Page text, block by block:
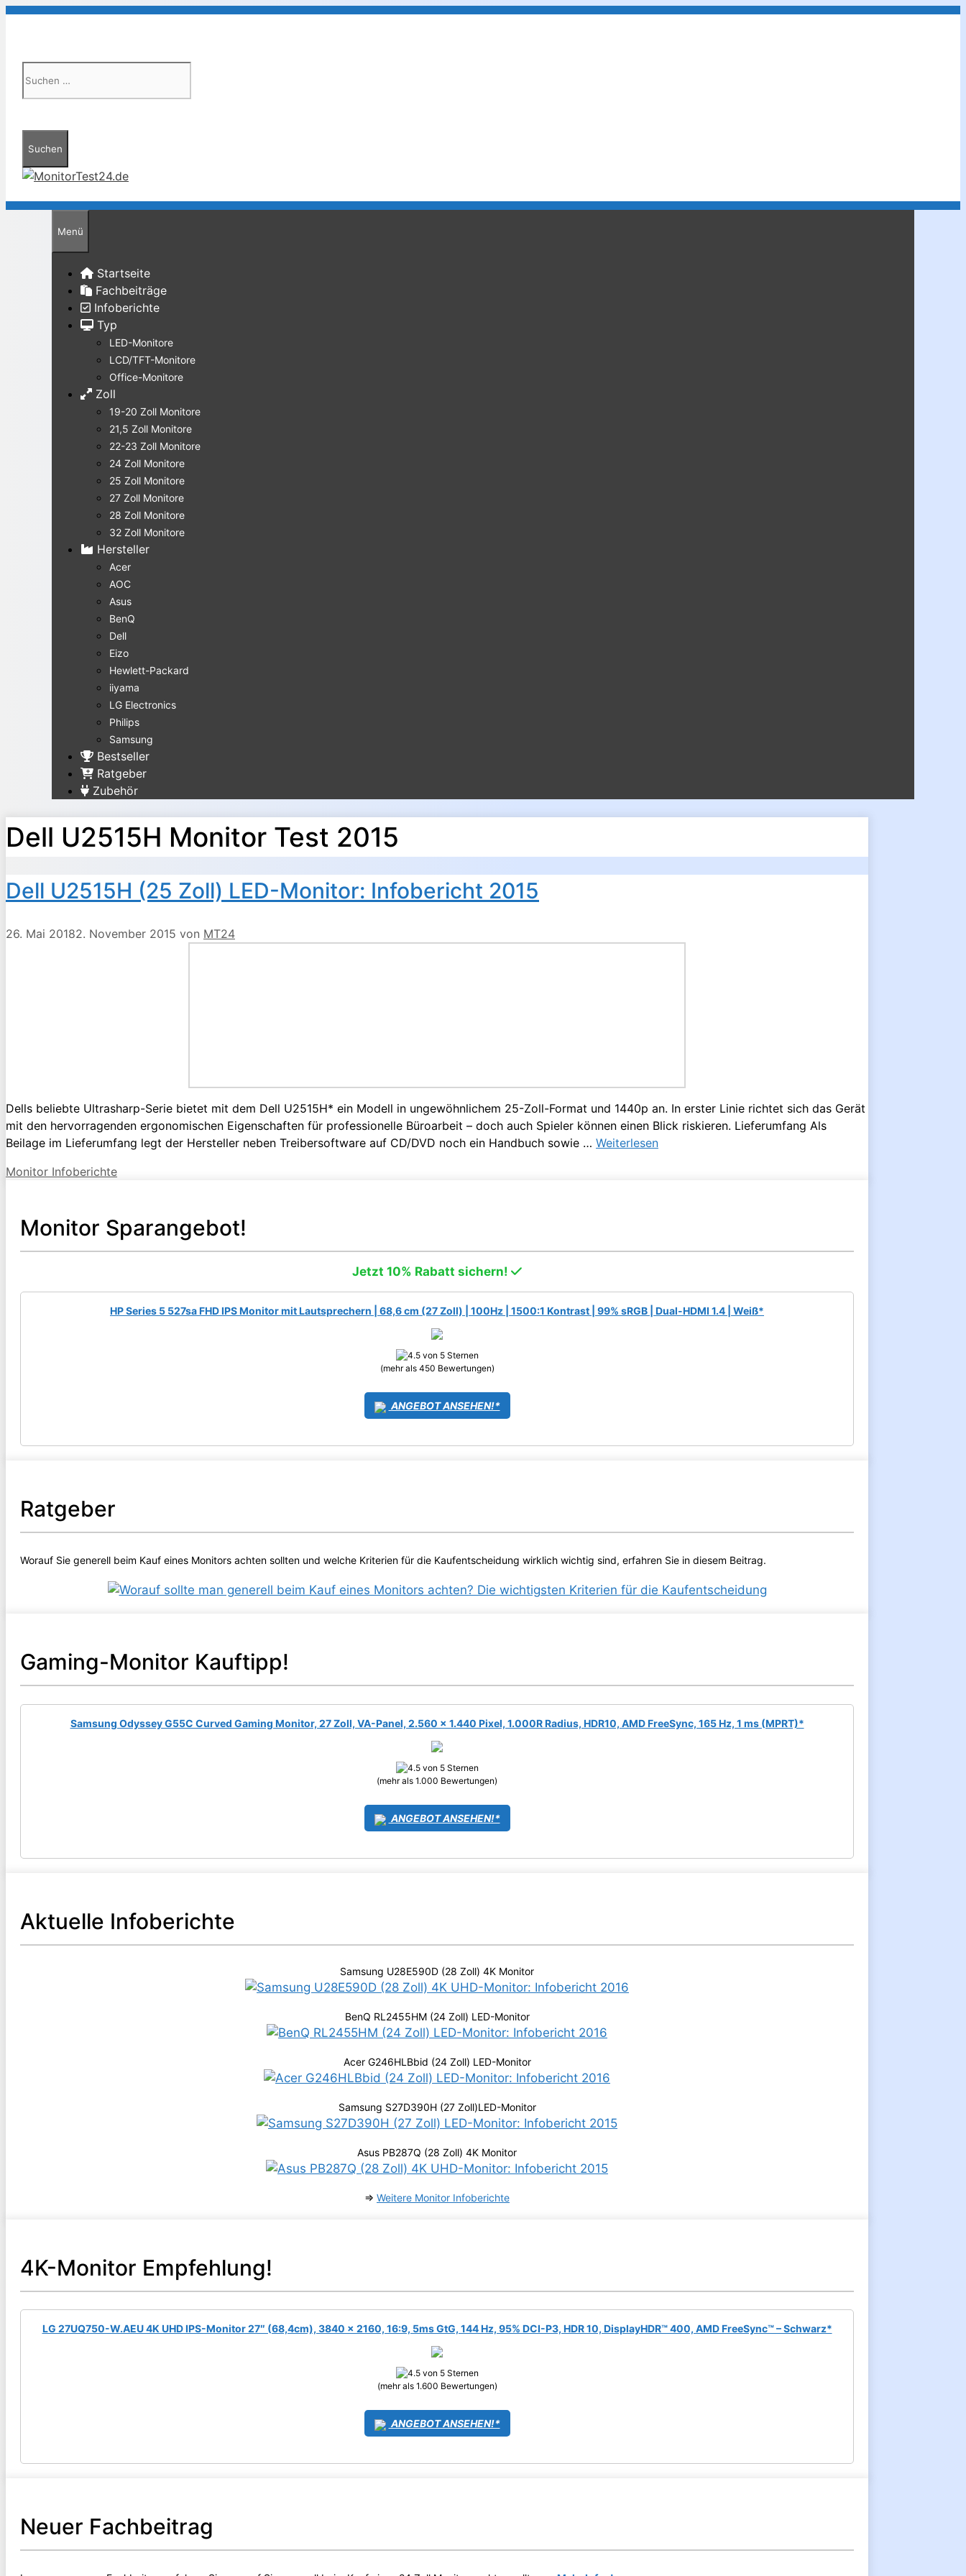
Zum
Menü
Startseite
Fachbeiträge
Infoberichte
Typ
LED-Monitore
LCD/TFT-Monitore
Office-Monitore
Zoll
19-20 Zoll Monitore
21,5 Zoll Monitore
22-23 Zoll Monitore
24 Zoll Monitore
25 Zoll Monitore
27 Zoll Monitore
28 Zoll Monitore
32 Zoll Monitore
Hersteller
Acer
AOC
Asus
BenQ
Dell
Eizo
Hewlett-Packard
iiyama
LG Electronics
Philips
Samsung
Bestseller
Ratgeber
Zubehör
Dell U2515H Monitor Test 2015
Dell U2515H (25 Zoll) LED-Monitor: Infobericht 2015
26. Mai 20182. November 2015 von MT24
Dells beliebte Ultrasharp-Serie bietet mit dem Dell U2515H* ein Modell in ungewöhnlichem 25-Zoll-Format und 1440p an. In erster Linie richtet sich das Gerät
mit den hervorragenden ergonomischen Eigenschaften für professionelle Büroarbeit – doch auch Spieler können einen Blick riskieren. Lieferumfang Als
Beilage im Lieferumfang legt der Hersteller neben Treibersoftware auf CD/DVD noch ein Handbuch sowie … Weiterlesen
Kategorien
Monitor Infoberichte
Monitor Sparangebot!
Jetzt 10% Rabatt sichern!
HP Series 5 527sa FHD IPS Monitor mit Lautsprechern | 68,6 cm (27 Zoll) | 100Hz | 1500:1 Kontrast | 99% sRGB | Dual-HDMI 1.4 | Weiß*
(mehr als 450 Bewertungen)
ANGEBOT ANSEHEN!*
Ratgeber
Worauf Sie generell beim Kauf eines Monitors achten sollten und welche Kriterien für die Kaufentscheidung wirklich wichtig sind, erfahren Sie in diesem Beitrag.
Gaming-Monitor Kauftipp!
Samsung Odyssey G55C Curved Gaming Monitor, 27 Zoll, VA-Panel, 2.560 x 1.440 Pixel, 1.000R Radius, HDR10, AMD FreeSync, 165 Hz, 1 ms (MPRT)*
(mehr als 1.000 Bewertungen)
ANGEBOT ANSEHEN!*
Aktuelle Infoberichte
Samsung U28E590D (28 Zoll) 4K Monitor
BenQ RL2455HM (24 Zoll) LED-Monitor
Acer G246HLBbid (24 Zoll) LED-Monitor
Samsung S27D390H (27 Zoll)LED-Monitor
Asus PB287Q (28 Zoll) 4K Monitor
⇒ Weitere Monitor Infoberichte
4K-Monitor Empfehlung!
LG 27UQ750-W.AEU 4K UHD IPS-Monitor 27″ (68,4cm), 3840 x 2160, 16:9, 5ms GtG, 144 Hz, 95% DCI-P3, HDR 10, DisplayHDR™ 400, AMD FreeSync™ – Schwarz*
(mehr als 1.600 Bewertungen)
ANGEBOT ANSEHEN!*
Neuer Fachbeitrag